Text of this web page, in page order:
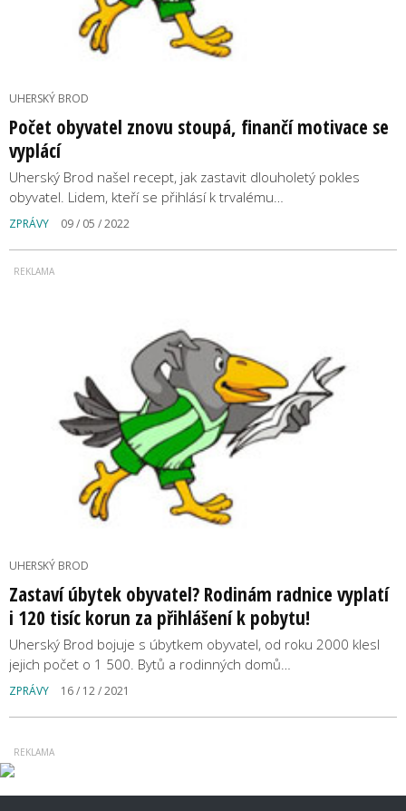
UHERSKÝ BROD
Počet obyvatel znovu stoupá, finančí motivace se
vyplácí
Uherský Brod našel recept, jak zastavit dlouholetý pokles
obyvatel. Lidem, kteří se přihlásí k trvalému…
ZPRÁVY 09 / 05 / 2022
UHERSKÝ BROD
Zastaví úbytek obyvatel? Rodinám radnice vyplatí
i 120 tisíc korun za přihlášení k pobytu!
Uherský Brod bojuje s úbytkem obyvatel, od roku 2000 klesl
jejich počet o 1 500. Bytů a rodinných domů…
ZPRÁVY 16 / 12 / 2021